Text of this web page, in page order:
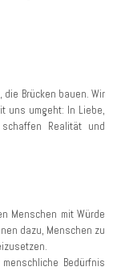
Brücken bauen. Wir
uns umgeht: In Liebe,
schaffen Realität und
Menschen mit Würde
dazu, Menschen zu
Bedürfnis